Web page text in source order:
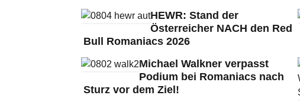
HEWR: Stand der
Österreicher NACH den Red
Bull Romaniacs 2026
Michael Walkner verpasst
Podium bei Romaniacs nach
Sturz vor dem Ziel!